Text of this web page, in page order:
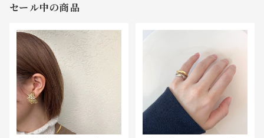
セール中の商品